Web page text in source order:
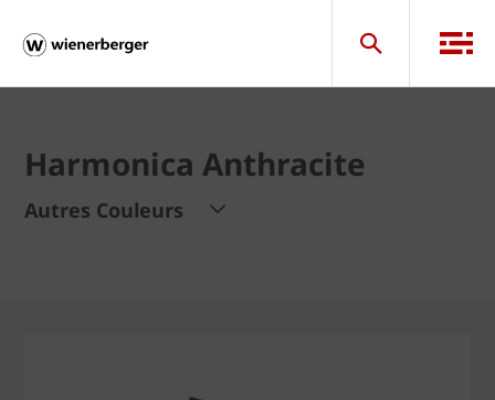
Harmonica Anthracite
Autres Couleurs